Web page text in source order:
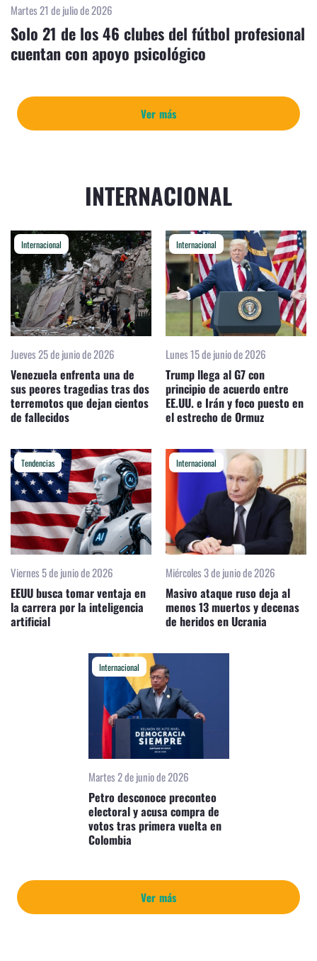
Ver más
Martes 21 de julio de 2026
Solo 21 de los 46 clubes del fútbol profesional
cuentan con apoyo psicológico
INTERNACIONAL
Ver más
Internacional
Jueves 25 de junio de 2026
Venezuela enfrenta una de
sus peores tragedias tras dos
terremotos que dejan cientos
de fallecidos
Internacional
Lunes 15 de junio de 2026
Trump llega al G7 con
principio de acuerdo entre
EE.UU. e Irán y foco puesto en
el estrecho de Ormuz
Tendencias
Viernes 5 de junio de 2026
EEUU busca tomar ventaja en
la carrera por la inteligencia
artificial
Internacional
Miércoles 3 de junio de 2026
Masivo ataque ruso deja al
menos 13 muertos y decenas
de heridos en Ucrania
Internacional
Martes 2 de junio de 2026
Petro desconoce preconteo
electoral y acusa compra de
votos tras primera vuelta en
Colombia